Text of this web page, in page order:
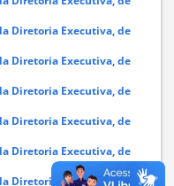
Diretoria Executiva, de
Diretoria Executiva, de
Diretoria Executiva, de
Diretoria Executiva, de
Diretoria Executiva, de
Diretoria Executiva, de